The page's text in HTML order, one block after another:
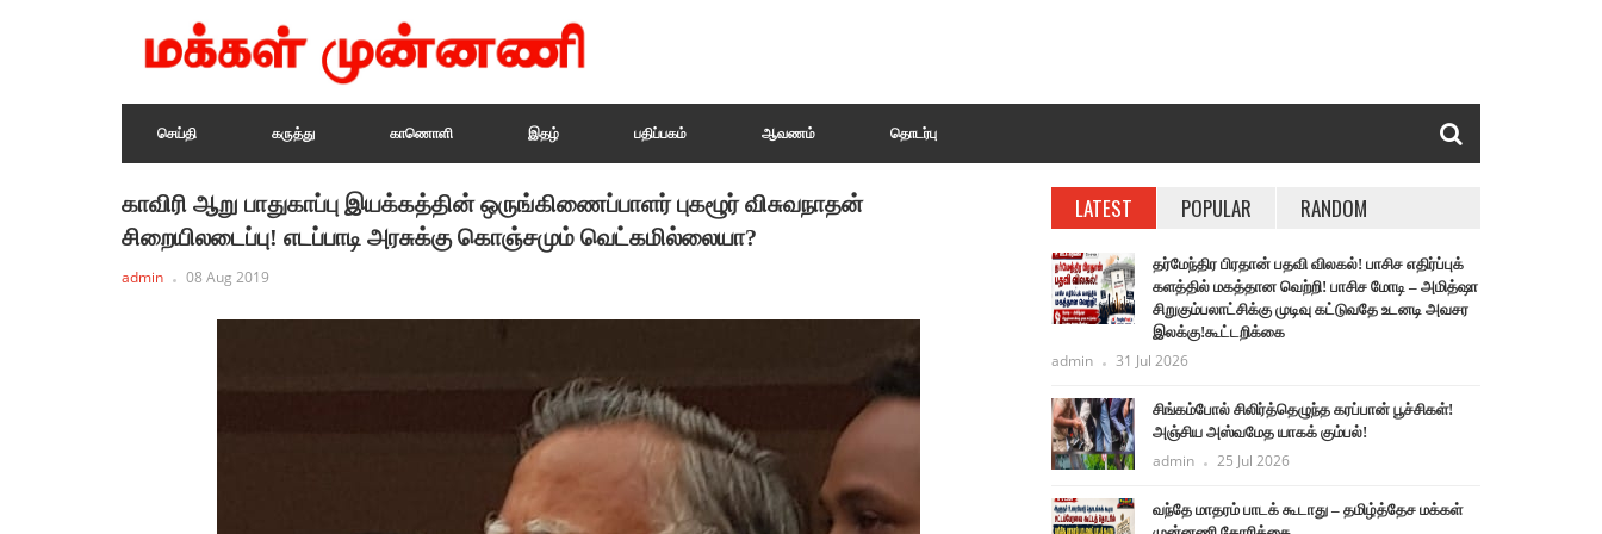
செய்தி கருத்து காணொளி இதழ் பதிப்பகம் ஆவணம் தொடர்பு
காவிரி ஆறு பாதுகாப்பு இயக்கத்தின் ஒருங்கிணைப்பாளர் புகழூர் விசுவநாதன்
சிறையிலடைப்பு! எடப்பாடி அரசுக்கு கொஞ்சமும் வெட்கமில்லையா?
admin 08 Aug 2019
LATEST POPULAR RANDOM
தர்மேந்திர பிரதான் பதவி விலகல்! பாசிச எதிர்ப்புக்
களத்தில் மகத்தான வெற்றி! பாசிச மோடி – அமித்ஷா
சிறுகும்பலாட்சிக்கு முடிவு கட்டுவதே உடனடி அவசர
இலக்கு!கூட்டறிக்கை
admin 31 Jul 2026
சிங்கம்போல் சிலிர்த்தெழுந்த கரப்பான் பூச்சிகள்!
அஞ்சிய அஸ்வமேத யாகக் கும்பல்!
admin 25 Jul 2026
வந்தே மாதரம் பாடக் கூடாது – தமிழ்த்தேச மக்கள்